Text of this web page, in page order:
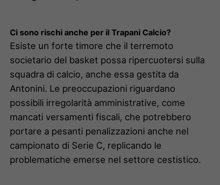
Ci sono rischi anche per il Trapani Calcio?
Esiste un forte timore che il terremoto
societario del basket possa ripercuotersi sulla
squadra di calcio, anche essa gestita da
Antonini. Le preoccupazioni riguardano
possibili irregolarità amministrative, come
mancati versamenti fiscali, che potrebbero
portare a pesanti penalizzazioni anche nel
campionato di Serie C, replicando le
problematiche emerse nel settore cestistico.